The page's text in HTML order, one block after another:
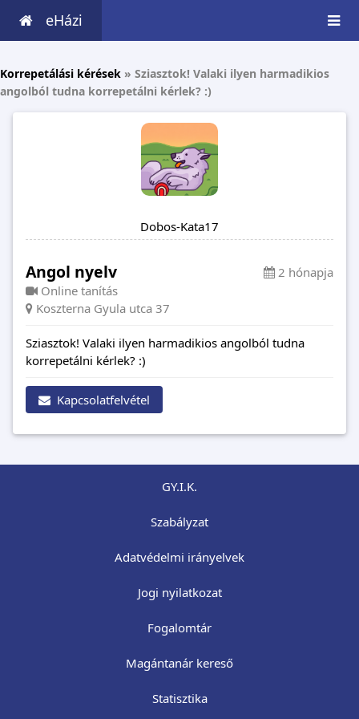
eHázi
Korrepetálási kérések » Sziasztok! Valaki ilyen harmadikios
angolból tudna korrepetálni kérlek? :)
Dobos-Kata17
Angol nyelv
2 hónapja
Online tanítás
Koszterna Gyula utca 37
Sziasztok! Valaki ilyen harmadikios angolból tudna
korrepetálni kérlek? :)
Kapcsolatfelvétel
GY.I.K.
Szabályzat
Adatvédelmi irányelvek
Jogi nyilatkozat
Fogalomtár
Magántanár kereső
Statisztika